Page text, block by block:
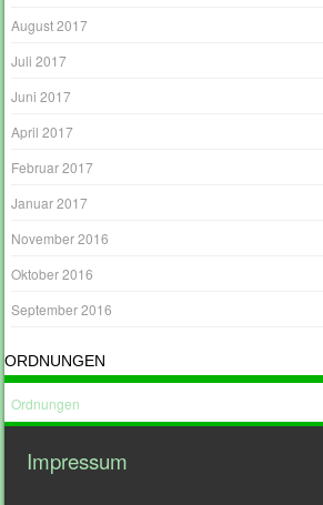
August 2017
Juli 2017
Juni 2017
April 2017
Februar 2017
Januar 2017
November 2016
Oktober 2016
September 2016
ORDNUNGEN
Ordnungen
Impressum